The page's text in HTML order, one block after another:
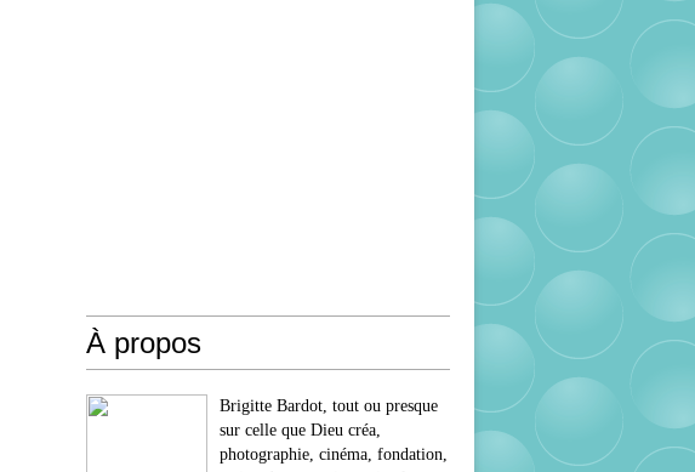
À propos
Brigitte Bardot, tout ou presque
sur celle que Dieu créa,
photographie, cinéma, fondation,